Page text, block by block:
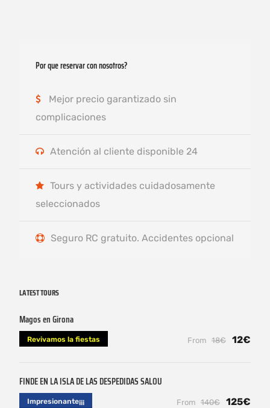
Por que reservar con nosotros?
Mejor precio garantizado sin
complicaciones
Atención al cliente disponible 24
Tours y actividades cuidadosamente
seleccionados
Seguro RC gratuito. Accidentes opcional
LATEST TOURS
Magos en Girona
Revivamos la fiestas From 18€ 12€
FINDE EN LA ISLA DE LAS DESPEDIDAS SALOU
Impresionante¡¡¡ From 140€ 125€